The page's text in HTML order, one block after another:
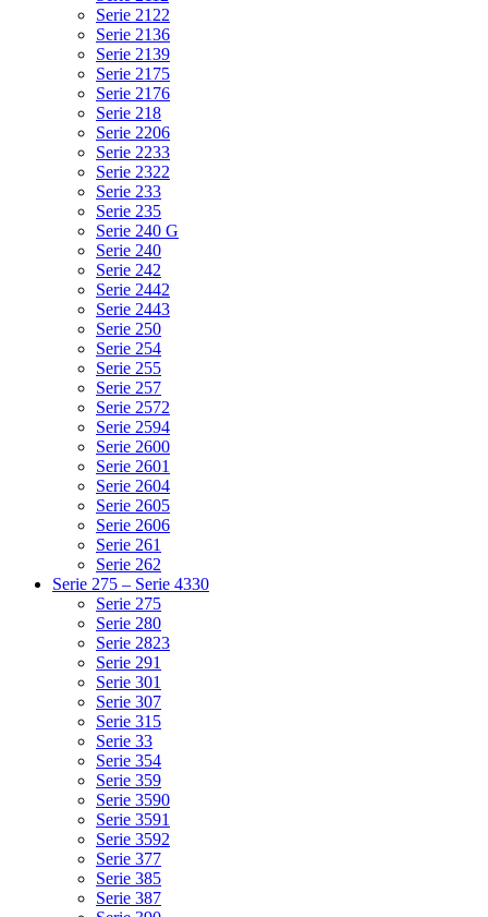
Serie 2122
Serie 2136
Serie 2139
Serie 2175
Serie 2176
Serie 218
Serie 2206
Serie 2233
Serie 2322
Serie 233
Serie 235
Serie 240 G
Serie 240
Serie 242
Serie 2442
Serie 2443
Serie 250
Serie 254
Serie 255
Serie 257
Serie 2572
Serie 2594
Serie 2600
Serie 2601
Serie 2604
Serie 2605
Serie 2606
Serie 261
Serie 262
Serie 275 – Serie 4330
Serie 275
Serie 280
Serie 2823
Serie 291
Serie 301
Serie 307
Serie 315
Serie 33
Serie 354
Serie 359
Serie 3590
Serie 3591
Serie 3592
Serie 377
Serie 385
Serie 387